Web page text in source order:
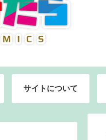
サイトについて